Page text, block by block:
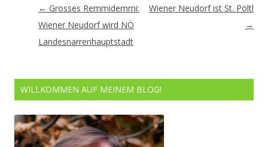
Artikel-
Navigation
← Grosses Remmidemmi:
Wiener Neudorf wird NÖ
Landesnarrenhauptstadt
Wiener Neudorf ist St. Pöltl
→
WILLKOMMEN AUF MEINEM BLOG!